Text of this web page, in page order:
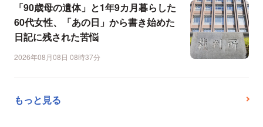
「90歳母の遺体」と1年9カ月暮らした
60代女性、「あの日」から書き始めた
日記に残された苦悩
2026年08月08日 08時37分
もっと見る